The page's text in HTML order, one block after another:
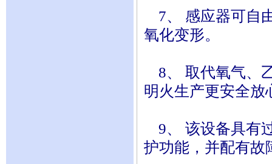
7、 感应器可自
氧化变形。
8、 取代氧气、
明火生产更安全放
9、 该设备具有
护功能，并配有故